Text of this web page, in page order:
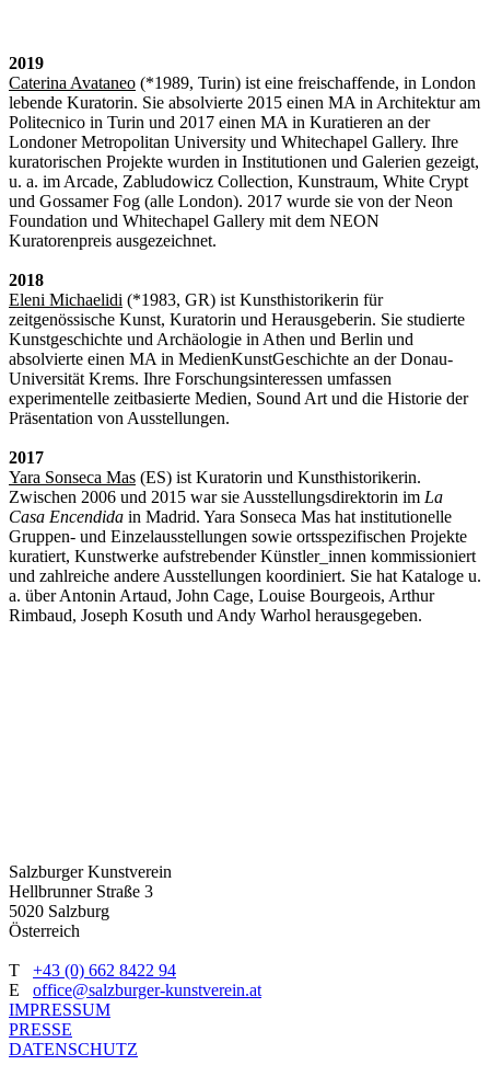
2019
Caterina Avataneo (*1989, Turin) ist eine freischaffende, in London
lebende Kuratorin. Sie absolvierte 2015 einen MA in Architektur am
Politecnico in Turin und 2017 einen MA in Kuratieren an der
Londoner Metropolitan University und Whitechapel Gallery. Ihre
kuratorischen Projekte wurden in Institutionen und Galerien gezeigt,
u. a. im Arcade, Zabludowicz Collection, Kunstraum, White Crypt
und Gossamer Fog (alle London). 2017 wurde sie von der Neon
Foundation und Whitechapel Gallery mit dem NEON
Kuratorenpreis ausgezeichnet.
2018
Eleni Michaelidi (*1983, GR) ist Kunsthistorikerin für
zeitgenössische Kunst, Kuratorin und Herausgeberin. Sie studierte
Kunstgeschichte und Archäologie in Athen und Berlin und
absolvierte einen MA in MedienKunstGeschichte an der Donau-
Universität Krems. Ihre Forschungsinteressen umfassen
experimentelle zeitbasierte Medien, Sound Art und die Historie der
Präsentation von Ausstellungen.
2017
Yara Sonseca Mas (ES) ist Kuratorin und Kunsthistorikerin.
Zwischen 2006 und 2015 war sie Ausstellungsdirektorin im La
Casa Encendida in Madrid. Yara Sonseca Mas hat institutionelle
Gruppen- und Einzelausstellungen sowie ortsspezifischen Projekte
kuratiert, Kunstwerke aufstrebender Künstler_innen kommissioniert
und zahlreiche andere Ausstellungen koordiniert. Sie hat Kataloge u.
a. über Antonin Artaud, John Cage, Louise Bourgeois, Arthur
Rimbaud, Joseph Kosuth und Andy Warhol herausgegeben.
Salzburger Kunstverein
Hellbrunner Straße 3
5020 Salzburg
Österreich
T +43 (0) 662 8422 94
E office@salzburger-kunstverein.at
IMPRESSUM
PRESSE
DATENSCHUTZ